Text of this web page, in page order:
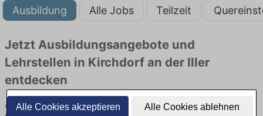
Alle Cookies akzeptieren Alle Cookies ablehnen
Ausbildung Alle Jobs Teilzeit
Jetzt Ausbildungsangebote und
Lehrstellen in Kirchdorf an der Iller
entdecken
Ausbildungsangebote beim Autobauer in Kirchdorf an der Iller